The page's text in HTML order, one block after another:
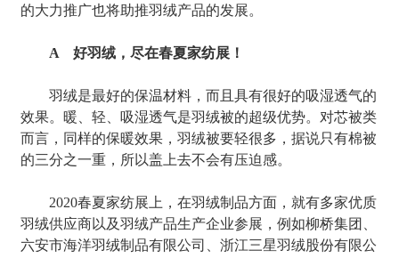
的大力推广也将助推羽绒产品的发展。
A 好羽绒，尽在春夏家纺展！
羽绒是最好的保温材料，而且具有很好的吸湿透气的
效果。暖、轻、吸湿透气是羽绒被的超级优势。对芯被类
而言，同样的保暖效果，羽绒被要轻很多，据说只有棉被
的三分之一重，所以盖上去不会有压迫感。
2020春夏家纺展上，在羽绒制品方面，就有多家优质
羽绒供应商以及羽绒产品生产企业参展，例如柳桥集团、
六安市海洋羽绒制品有限公司、浙江三星羽绒股份有限公